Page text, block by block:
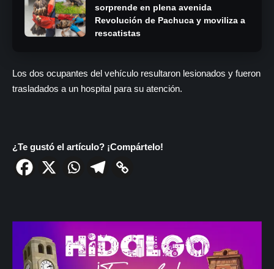
sorprende en plena avenida
Revolución de Pachuca y moviliza a
rescatistas
Los dos ocupantes del vehículo resultaron lesionados y fueron
trasladados a un hospital para su atención.
¿Te gustó el artículo? ¡Compártelo!